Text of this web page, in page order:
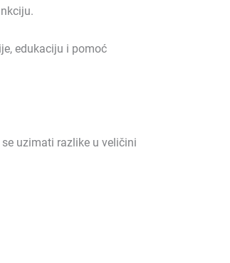
edukaciju i pomoć
uzimati razlike u veličini